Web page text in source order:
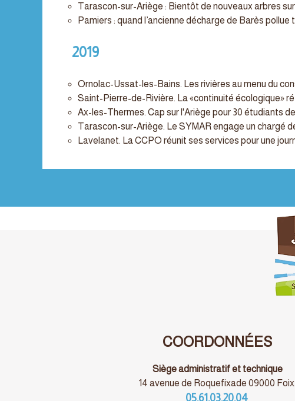
Tarascon-sur-Ariège : Bientôt de nouveaux arbres
Pamiers : quand l’ancienne décharge de Barès pollue
2019
Ornolac-Ussat-les-Bains. Les rivières au menu du
Saint-Pierre-de-Rivière. La «continuité écologique»
Ax-les-Thermes. Cap sur l'Ariège pour 30 étudiants
Tarascon-sur-Ariège. Le SYMAR engage un chargé
Lavelanet. La CCPO réunit ses services pour une
COORDONNÉES
Siège administratif et technique
14 avenue de Roquefixade 09000 Foix.
05.61.03.20.04